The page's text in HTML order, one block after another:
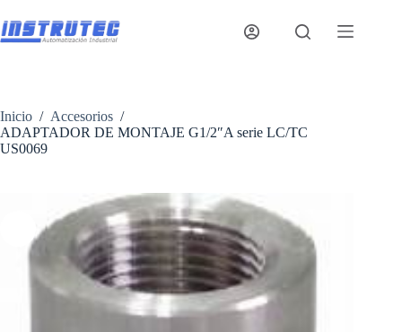
al
contenido
Inicio / Accesorios /
ADAPTADOR DE MONTAJE G1/2″A serie LC/TC
US0069